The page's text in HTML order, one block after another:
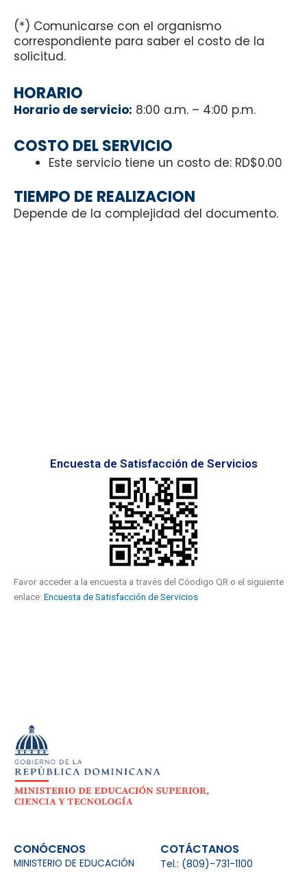
(*) Comunicarse con el organismo
correspondiente para saber el costo de la
solicitud.
HORARIO
Horario de servicio: 8:00 a.m. – 4:00 p.m.
COSTO DEL SERVICIO
Este servicio tiene un costo de: RD$0.00
TIEMPO DE REALIZACION
Depende de la complejidad del documento.
Encuesta de Satisfacción de Servicios
Favor acceder a la encuesta a través del Cóodigo QR o el siguiente
enlace: Encuesta de Satisfacción de Servicios
CONÓCENOS
MINISTERIO DE EDUCACIÓN
COTÁCTANOS
Tel.: (809)-731-1100